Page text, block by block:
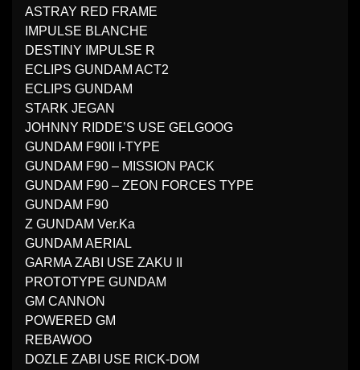
ASTRAY RED FRAME
IMPULSE BLANCHE
DESTINY IMPULSE R
ECLIPS GUNDAM ACT2
ECLIPS GUNDAM
STARK JEGAN
JOHNNY RIDDE’S USE GELGOOG
GUNDAM F90II I-TYPE
GUNDAM F90 – MISSION PACK
GUNDAM F90 – ZEON FORCES TYPE
GUNDAM F90
Z GUNDAM Ver.Ka
GUNDAM AERIAL
GARMA ZABI USE ZAKU II
PROTOTYPE GUNDAM
GM CANNON
POWERED GM
REBAWOO
DOZLE ZABI USE RICK-DOM